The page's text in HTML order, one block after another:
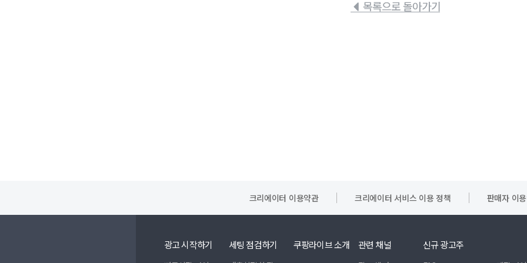
목록으로 돌아가기
크리에이터 이용약관 크리에이터 서비스 이용 정책 판매자 이
광고 시작하기 세팅 점검하기 쿠팡라이브 소개 관련 채널 신규 광고주